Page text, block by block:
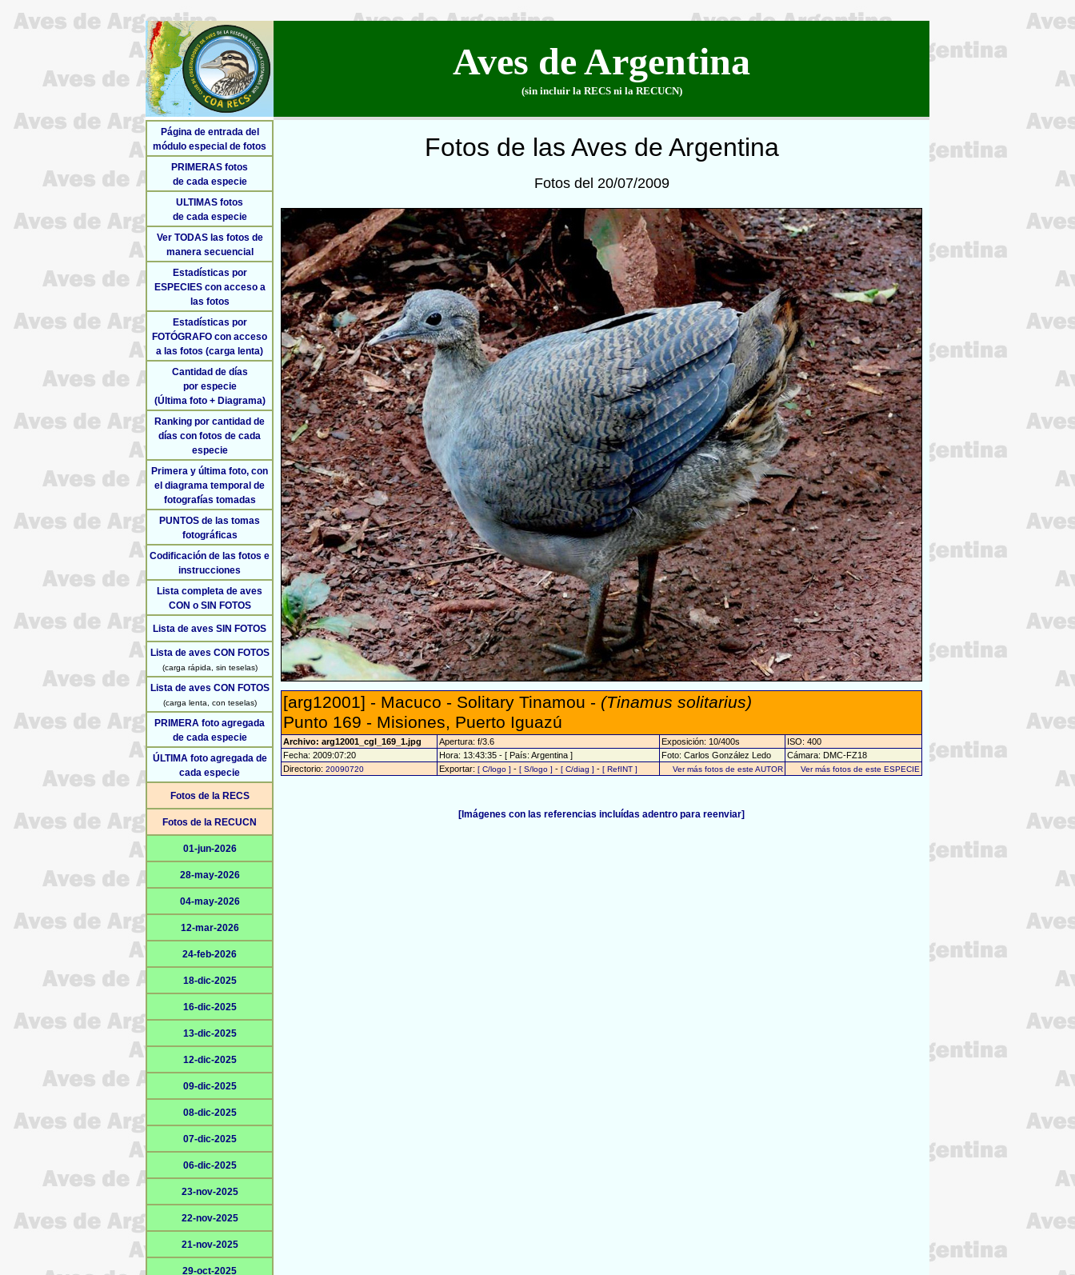
Aves de Argentina
(sin incluir la RECS ni la RECUCN)
Página de entrada del
módulo especial de fotos
PRIMERAS fotos
de cada especie
ULTIMAS fotos
de cada especie
Ver TODAS las fotos de
manera secuencial
Estadísticas por
ESPECIES con acceso a
las fotos
Estadísticas por
FOTÓGRAFO con acceso
a las fotos (carga lenta)
Cantidad de días
por especie
(Última foto + Diagrama)
Ranking por cantidad de
días con fotos de cada
especie
Primera y última foto, con
el diagrama temporal de
fotografías tomadas
PUNTOS de las tomas
fotográficas
Codificación de las fotos e
instrucciones
Lista completa de aves
CON o SIN FOTOS
Lista de aves SIN FOTOS
Lista de aves CON FOTOS
(carga rápida, sin teselas)
Lista de aves CON FOTOS
(carga lenta, con teselas)
PRIMERA foto agregada
de cada especie
ÚLTIMA foto agregada de
cada especie
Fotos de la RECS
Fotos de la RECUCN
01-jun-2026
28-may-2026
04-may-2026
12-mar-2026
24-feb-2026
18-dic-2025
16-dic-2025
13-dic-2025
12-dic-2025
09-dic-2025
08-dic-2025
07-dic-2025
06-dic-2025
23-nov-2025
22-nov-2025
21-nov-2025
29-oct-2025
Fotos de las Aves de Argentina
Fotos del 20/07/2009
[arg12001] - Macuco - Solitary Tinamou - (Tinamus solitarius)
Punto 169 - Misiones, Puerto Iguazú
Archivo: arg12001_cgl_169_1.jpg Apertura: f/3.6 Exposición: 10/400s
ISO: 400
Fecha: 2009:07:20
Hora: 13:43:35 - [ País: Argentina ] Foto: Carlos González Ledo
Cámara: DMC-FZ18
Directorio: 20090720 Exportar: [ C/logo ] - [ S/logo ] - [ C/diag ] - [ RefINT ] Ver más fotos de este AUTOR Ver más fotos de este ESPECIE
[Imágenes con las referencias incluídas adentro para reenviar]